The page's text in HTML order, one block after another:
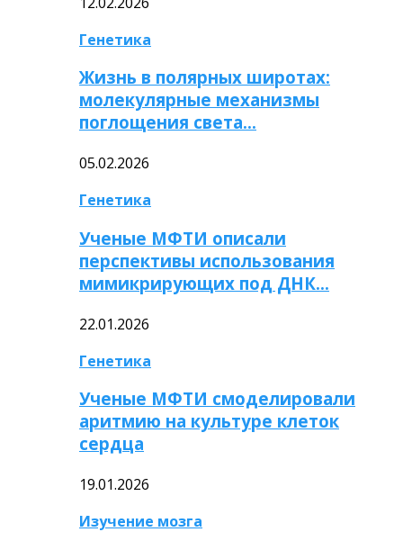
Генетика
Жизнь в полярных широтах:
молекулярные механизмы
поглощения света…
05.02.2026
Генетика
Ученые МФТИ описали
перспективы использования
мимикрирующих под ДНК…
22.01.2026
Генетика
Ученые МФТИ смоделировали
аритмию на культуре клеток
сердца
19.01.2026
Изучение мозга